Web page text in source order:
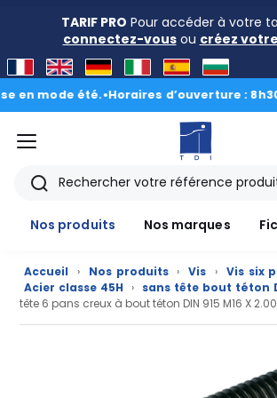
TARIF PRO Pour accéder à votre
connectez-vousou créez
mode été.•Horaires d’ouverture : 8h30 –
menu
Rechercher
Nos produits
Nos marques
Accueil › Nos produits › Vis › Vis six
Acier classe 45H
› sans tête bout téton
tête 6 pans creux à bout téton DIN 915 M16 X